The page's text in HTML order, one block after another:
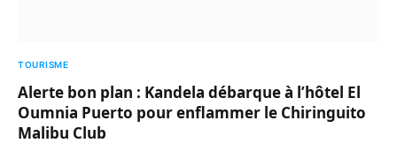
TOURISME
Alerte bon plan : Kandela débarque à l’hôtel El
Oumnia Puerto pour enflammer le Chiringuito
Malibu Club